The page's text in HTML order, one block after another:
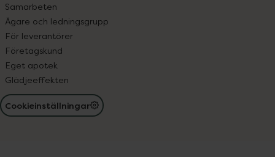
Samarbeten
Ägare och ledningsgrupp
För leverantörer
Företagskund
Eget apotek
Glädjeeffekten
Cookieinställningar